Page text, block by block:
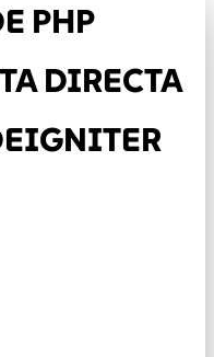
PHP
DIRECTA